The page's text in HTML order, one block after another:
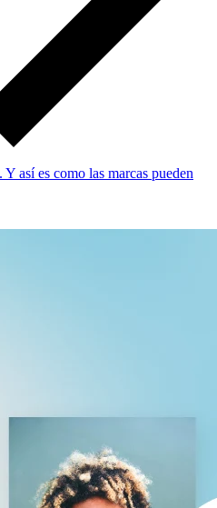
así es como las marcas pueden